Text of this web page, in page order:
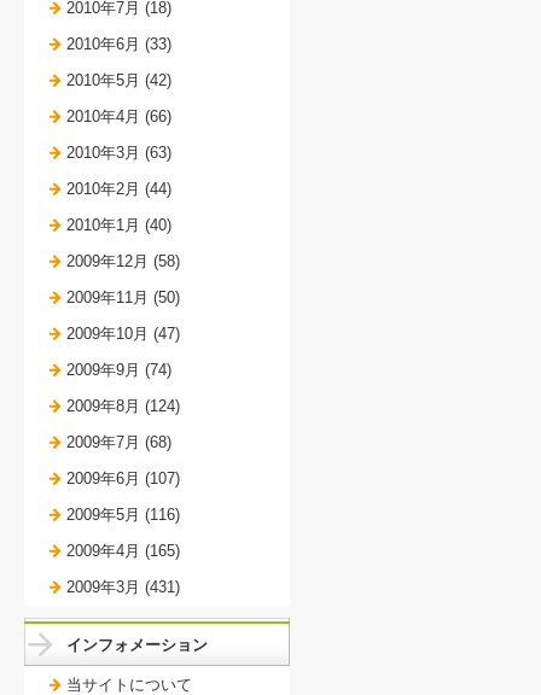
2010年7月 (18)
2010年6月 (33)
2010年5月 (42)
2010年4月 (66)
2010年3月 (63)
2010年2月 (44)
2010年1月 (40)
2009年12月 (58)
2009年11月 (50)
2009年10月 (47)
2009年9月 (74)
2009年8月 (124)
2009年7月 (68)
2009年6月 (107)
2009年5月 (116)
2009年4月 (165)
2009年3月 (431)
インフォメーション
当サイトについて